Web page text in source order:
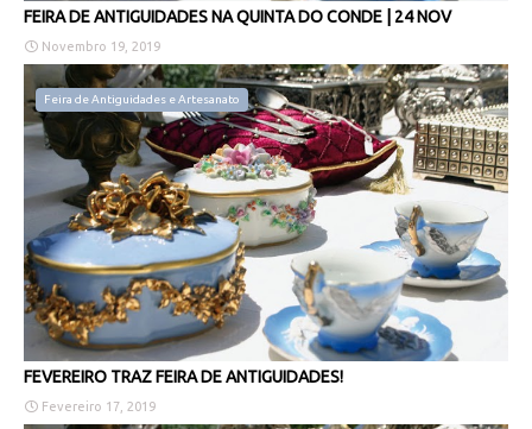
FEIRA DE ANTIGUIDADES NA QUINTA DO CONDE | 24 NOV
Novembro 19, 2019
Feira de Antiguidades e Artesanato
FEVEREIRO TRAZ FEIRA DE ANTIGUIDADES!
Fevereiro 17, 2019